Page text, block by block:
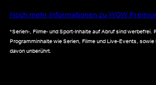
Noch mehr Informationen zu WOW
*Serien-, Filme- und Sport-Inhalte auf Abruf sind werbefrei.
Programminhalte wie Serien, Filme und Live-Events,
davon unberührt.